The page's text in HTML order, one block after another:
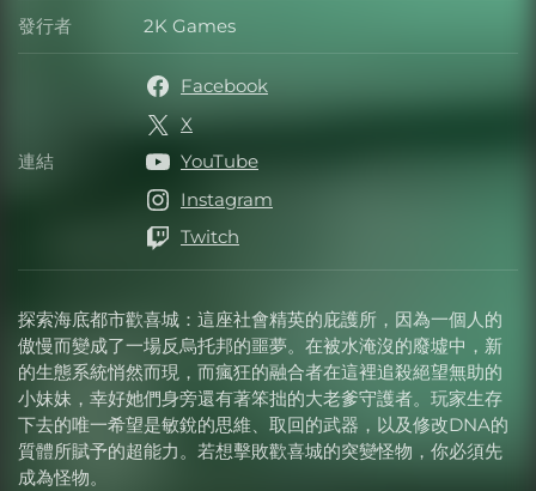
探索海底都市歡喜城：這座社會精英的庇護所，因為一個人的
傲慢而變成了一場反烏托邦的噩夢。在被水淹沒的廢墟中，新
的生態系統悄然而現，而瘋狂的融合者在這裡追殺絕望無助的
小妹妹，幸好她們身旁還有著笨拙的大老爹守護者。玩家生存
下去的唯一希望是敏銳的思維、取回的武器，以及修改DNA的
質體所賦予的超能力。若想擊敗歡喜城的突變怪物，你必須先
成為怪物。
發行者 發行者
2K Games
連結 連結
Facebook
X
YouTube
Instagram
Twitch